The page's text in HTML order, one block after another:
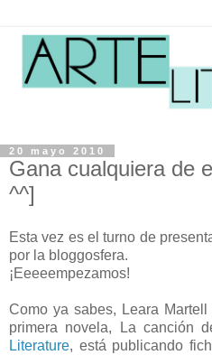
20 mayo 2010
Gana cualquiera de
^^]
Esta vez es el turno de
por la bloggosfera.
¡Eeeeempezamos!
Como ya sabes, Leara
primera novela, La canción
Literature, está publicando